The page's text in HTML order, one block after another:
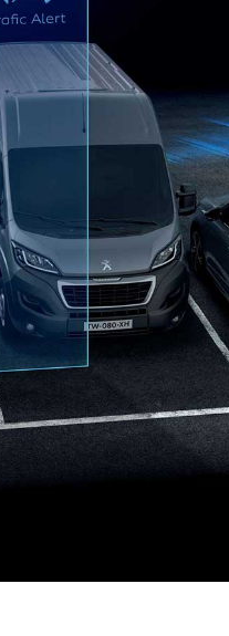
نظام التنبيه في
علامات حارات المرور
على الأرض. تقوم
60 كم / ساعة، فإنها تطلق تحذيرًا مرئيًا إذا انحرفت السيارة عن مسارها.